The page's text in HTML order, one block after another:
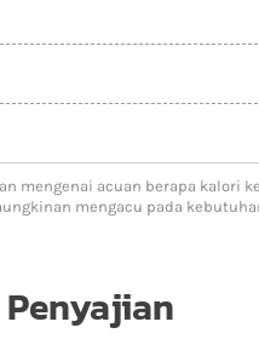
mengenai acuan berapa kalori
mengacu pada